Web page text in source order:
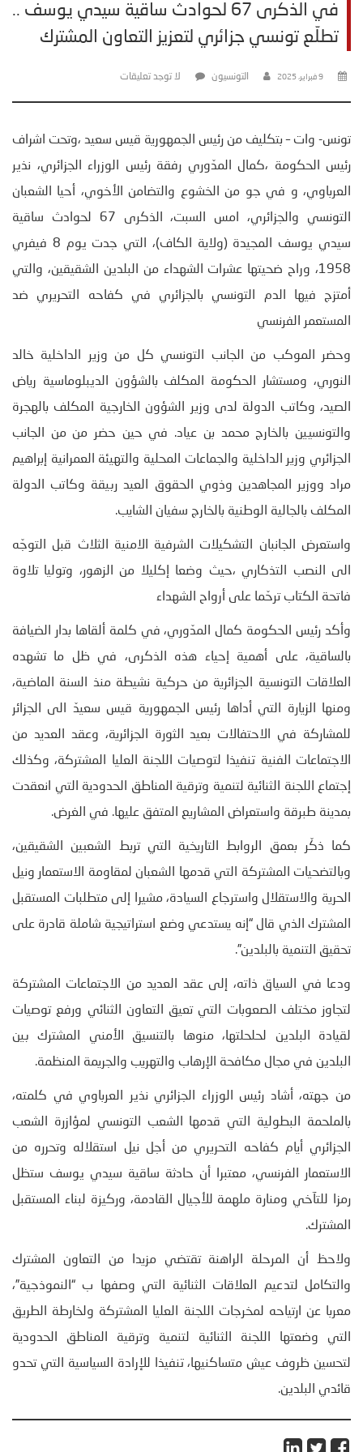
في الذكرى 67 لحوادث ساقية سيدي يوسف ..
تطلّع تونسي جزائري لتعزيز التعاون المشترك
9 فبراير، 2025 التونسيون لا توجد تعليقات
تونس- وات – بتكليف من رئيس الجمهورية قيس سعيد ،وتحت اشراف
رئيس الحكومة ،كمال المدّوري رفقة رئيس الوزراء الجزائري، نذير
العرباوي، و في جو من الخشوع والتضامن الأخوي، أحيا الشعبان
التونسي والجزائري، امس السبت، الذكرى 67 لحوادث ساقية
سيدي يوسف المجيدة (ولاية الكاف)، التي جدت يوم 8 فيفري
1958، وراح ضحيتها عشرات الشهداء من البلدين الشقيقين، والتي
أمتزج فيها الدم التونسي بالجزائري في كفاحه التحريري ضد
المستعمر الفرنسي
وحضر الموكب من الجانب التونسي كل من وزير الداخلية خالد
النوري، ومستشار الحكومة المكلف بالشؤون الديبلوماسية رياض
الصيد، وكاتب الدولة لدى وزير الشؤون الخارجية المكلف بالهجرة
والتونسيين بالخارج محمد بن عياد. في حين حضر من من الجانب
الجزائري وزير الداخلية والجماعات المحلية والتهيئة العمرانية إبراهيم
مراد ووزير المجاهدين وذوي الحقوق العيد ربيقة وكاتب الدولة
المكلف بالجالية الوطنية بالخارج سفيان الشايب.
واستعرض الجانبان التشكيلات الشرفية الامنية الثلاث قبل التوجّه
الى النصب التذكاري ،حيث وضعا إكليلا من الزهور، وتوليا تلاوة
فاتحة الكتاب ترحّما على أرواح الشهداء
وأكد رئيس الحكومة كمال المدّوري، في كلمة ألقاها بدار الضيافة
بالساقية، على أهمية إحياء هذه الذكرى، في ظل ما تشهده
العلاقات التونسية الجزائرية من حركية نشيطة منذ السنة الماضية،
ومنها الزيارة التي أداها رئيس الجمهورية قيس سعيدّ الى الجزائر
للمشاركة في الاحتفالات بعيد الثورة الجزائرية، وعقد العديد من
الاجتماعات الفنية تنفيذا لتوصيات اللجنة العليا المشتركة، وكذلك
إجتماع اللجنة الثنائية لتنمية وترقية المناطق الحدودية التي انعقدت
بمدينة طبرقة واستعراض المشاريع المتفق عليها. في الغرض.
كما ذكّر بعمق الروابط التاريخية التي تربط الشعبين الشقيقين،
وبالتضحيات المشتركة التي قدمها الشعبان لمقاومة الاستعمار ونيل
الحرية والاستقلال واسترجاع السيادة، مشيرا إلى متطلبات المستقبل
المشترك الذي قال “إنه يستدعي وضع استراتيجية شاملة قادرة على
تحقيق التنمية بالبلدين”.
ودعا في السياق ذاته، إلى عقد العديد من الاجتماعات المشتركة
لتجاوز مختلف الصعوبات التي تعيق التعاون الثنائي ورفع توصيات
لقيادة البلدين لحلحلتها، منوها بالتنسيق الأمني المشترك بين
البلدين في مجال مكافحة الإرهاب والتهريب والجريمة المنظمة.
من جهته، أشاد رئيس الوزراء الجزائري نذير العرباوي في كلمته،
بالملحمة البطولية التي قدمها الشعب التونسي لمؤازرة الشعب
الجزائري أيام كفاحه التحريري من أجل نيل استقلاله وتحرره من
الاستعمار الفرنسي، معتبرا أن حادثة ساقية سيدي يوسف ستظل
رمزا للتآخي ومنارة ملهمة للأجيال القادمة، وركيزة لبناء المستقبل
المشترك.
ولاحظ أن المرحلة الراهنة تقتضي مزيدا من التعاون المشترك
والتكامل لتدعيم العلاقات الثنائية التي وصفها ب “النموذجية”،
معربا عن ارتياحه لمخرجات اللجنة العليا المشتركة ولخارطة الطريق
التي وضعتها اللجنة الثنائية لتنمية وترقية المناطق الحدودية
لتحسين ظروف عيش متساكنيها، تنفيذا للإرادة السياسية التي تحدو
قائدي البلدين.